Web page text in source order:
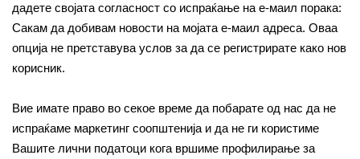
дадете својата согласност со испраќање на е-маил порака:
Сакам да добивам новости на мојата е-маил адреса. Оваа
опција не претставува услов за да се регистрирате како нов
корисник.
Вие имате право во секое време да побарате од нас да не
испраќаме маркетинг соопштенија и да не ги користиме
Вашите лични податоци кога вршиме профилирање за